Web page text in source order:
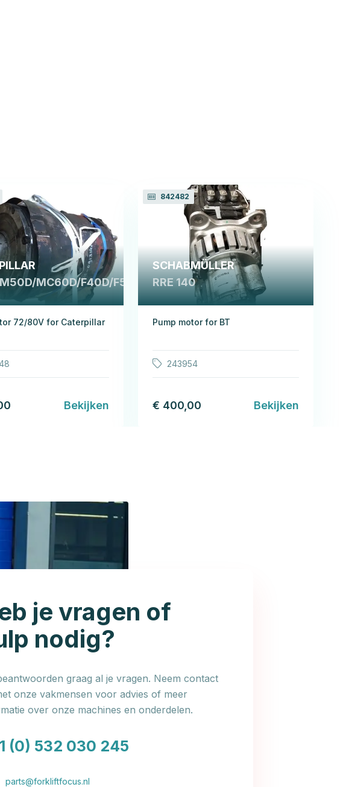
MC60D/F40D/F50D
72/80V for Caterpillar
Bekijken
842482
SCHABMÜLLER
RRE 140
Pump motor for BT
243954
€ 400,00 Bekijken
je vragen of
nodig?
graag al je vragen. Neem contact
onze vakmensen voor advies of meer
over onze machines en onderdelen.
(0) 532 030 245
parts@forkliftfocus.nl